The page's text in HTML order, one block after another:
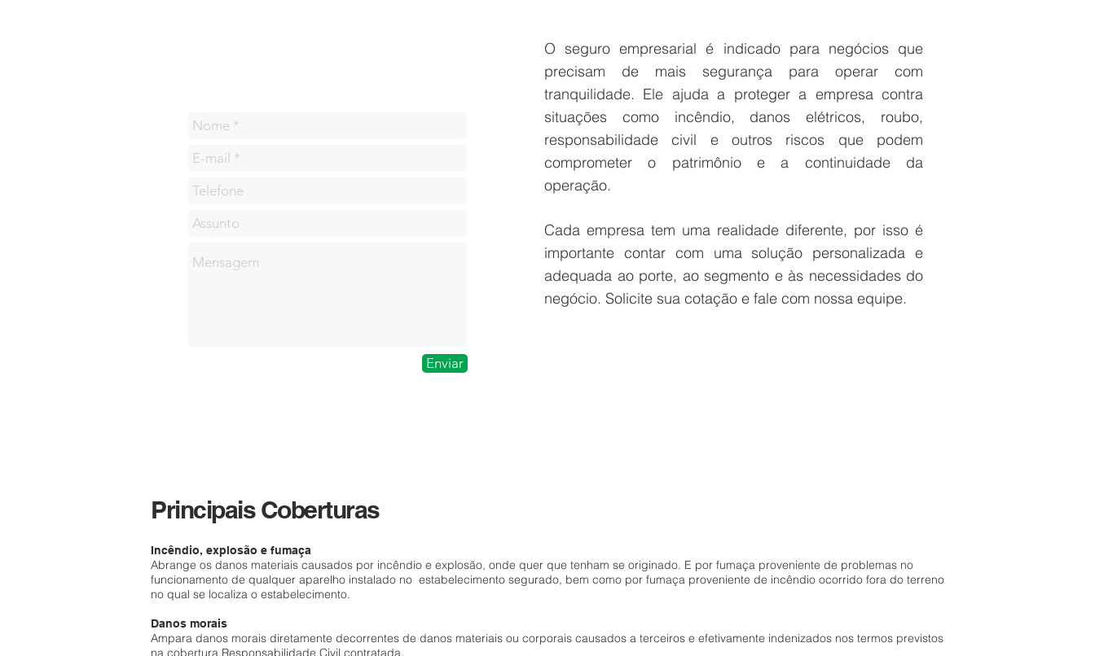
O seguro empresarial é indicado para negócios que
precisam de mais segurança para operar com
tranquilidade. Ele ajuda a proteger a empresa contra
situações como incêndio, danos elétricos, roubo,
responsabilidade civil e outros riscos que podem
comprometer o patrimônio e a continuidade da
operação.
Cada empresa tem uma realidade diferente, por isso é
importante contar com uma solução personalizada e
adequada ao porte, ao segmento e às necessidades do
negócio. Solicite sua cotação e fale com nossa equipe.
Principais Coberturas
Incêndio, explosão e fumaça
Abrange os danos materiais causados por incêndio e explosão, onde quer que tenham se originado. E por fumaça proveniente de problemas no
funcionamento de qualquer aparelho instalado no estabelecimento segurado, bem como por fumaça proveniente de incêndio ocorrido fora do terreno
no qual se localiza o estabelecimento.
Danos morais
Ampara danos morais diretamente decorrentes de danos materiais ou corporais causados a terceiros e efetivamente indenizados nos termos previstos
na cobertura Responsabilidade Civil contratada.
Enviar